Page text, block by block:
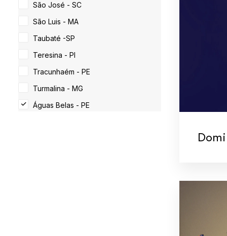
São José - SC
São Luis - MA
Taubaté -SP
Teresina - PI
Tracunhaém - PE
Turmalina - MG
Águas Belas - PE